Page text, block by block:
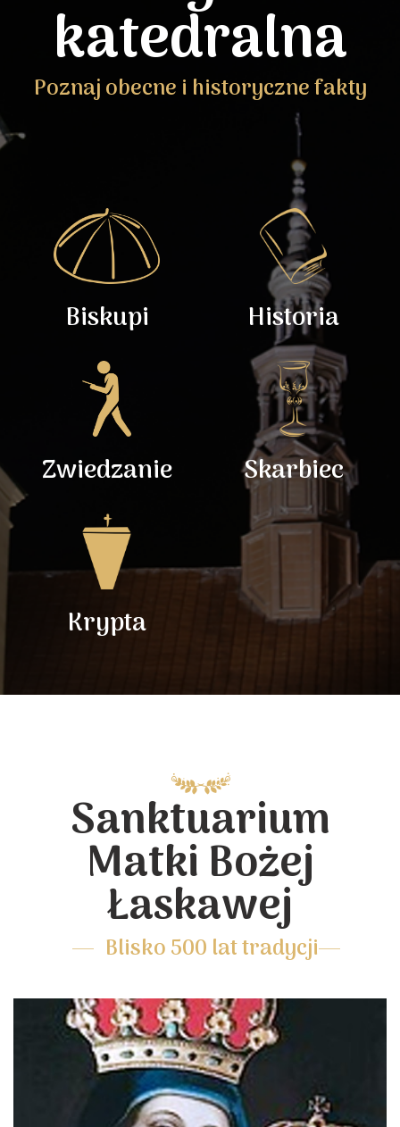
katedralna
Poznaj obecne i historyczne fakty
Biskupi Historia
Zwiedzanie Skarbiec
Krypta
Sanktuarium
Matki Bożej
Łaskawej
Blisko 500 lat tradycji